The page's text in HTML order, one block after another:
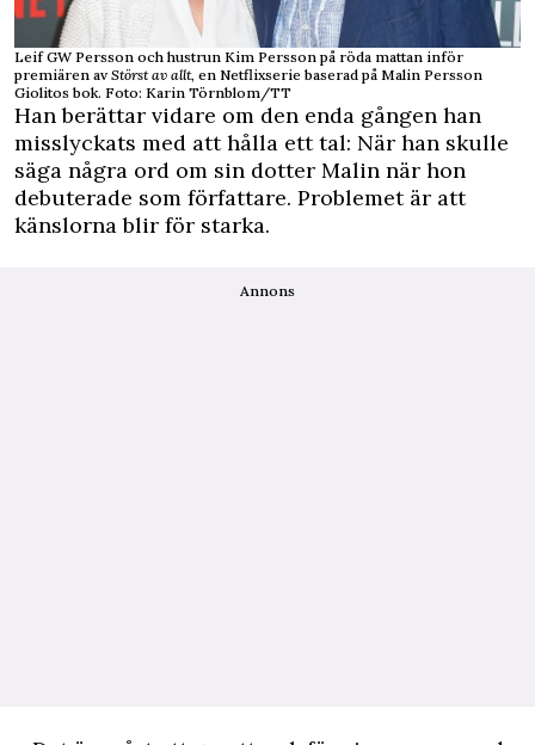
Leif GW Persson och hustrun Kim Persson på röda mattan inför
premiären av Störst av allt, en Netflixserie baserad på Malin Persson
Giolitos bok. Foto: Karin Törnblom/TT
Han berättar vidare om den enda gången han
misslyckats med att hålla ett tal: När han skulle
säga några ord om sin dotter Malin när hon
debuterade som författare. Problemet är att
känslorna blir för starka.
Annons